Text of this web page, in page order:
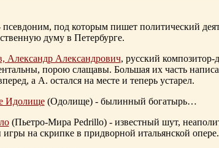
псевдоним, под которым пишет политический
думу в Петербурге.
Александр Александрович, русский композитор-
порою слащавы. Большая их часть
а А. остался на месте и теперь устарел.
Идолище(Одолище) - былинный богатырь…
(Пьетро-Мира Pedrillo) - известный шут,
на скрипке в придворной итальянской опере.